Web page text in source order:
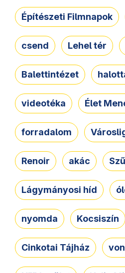
Építészeti Filmnapok
csend Lehel tér
Balettintézet
videotéka Élet
forradalom
Renoir akác
Lágymányosi híd
nyomda Kocsiszín
Cinkotai Tájház